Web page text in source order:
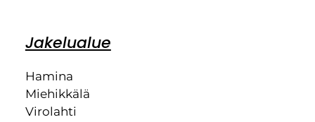
Jakelualue
Hamina
Miehikkälä
Virolahti